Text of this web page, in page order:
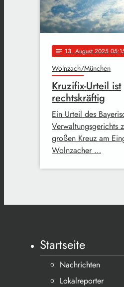
notes 13. August 2025
Wolnzach/München
Kruzifix-Urteil ist
rechtskräftig
Ein Urteil des
Verwaltungsgerichts
großen Kreuz am
Wolnzacher …
Startseite
Nachrichten
Lokalreporter